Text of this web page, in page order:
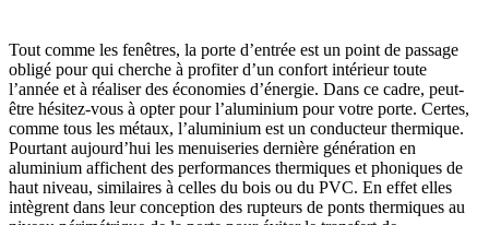
Tout comme les fenêtres, la porte d’entrée est un point de passage
obligé pour qui cherche à profiter d’un confort intérieur toute
l’année et à réaliser des économies d’énergie. Dans ce cadre, peut-
être hésitez-vous à opter pour l’aluminium pour votre porte. Certes,
comme tous les métaux, l’aluminium est un conducteur thermique.
Pourtant aujourd’hui les menuiseries dernière génération en
aluminium affichent des performances thermiques et phoniques de
haut niveau, similaires à celles du bois ou du PVC. En effet elles
intègrent dans leur conception des rupteurs de ponts thermiques au